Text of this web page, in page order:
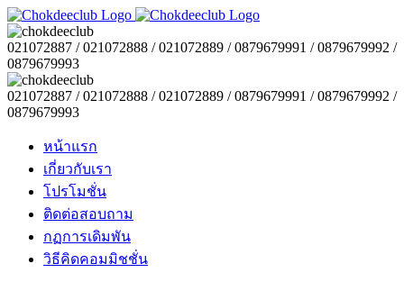
021072887 / 021072888 / 021072889 / 0879679991 / 0879679992 /
0879679993
021072887 / 021072888 / 021072889 / 0879679991 / 0879679992 /
0879679993
หน้าแรก
เกี่ยวกับเรา
โปรโมชั่น
ติดต่อสอบถาม
กฏการเดิมพัน
วิธีคิดคอมมิชชั่น